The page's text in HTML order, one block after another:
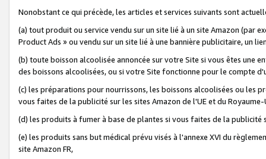
Nonobstant ce qui précède, les articles et services suivants sont
(a) tout produit ou service vendu sur un site lié à un site Amazon (par
Product Ads » ou vendu sur un site lié à une bannière publicitaire, un
(b) toute boisson alcoolisée annoncée sur votre Site si vous êtes une
des boissons alcoolisées, ou si votre Site fonctionne pour le compte
(c) les préparations pour nourrissons, les boissons alcoolisées ou les
vous faites de la publicité sur les sites Amazon de l'UE et du Royaume-
(d) les produits à fumer à base de plantes si vous faites de la publicité
(e) les produits sans but médical prévu visés à l'annexe XVI du
site Amazon FR,